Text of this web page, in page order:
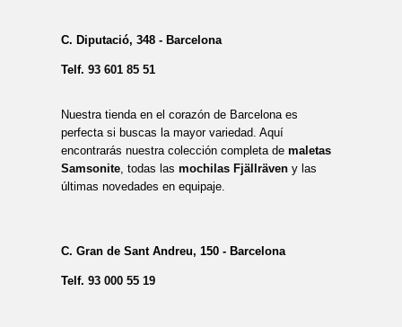
C. Diputació, 348 - Barcelona
Telf. 93 601 85 51
Nuestra tienda en el corazón de Barcelona es
perfecta si buscas la mayor variedad. Aquí
encontrarás nuestra colección completa de maletas
Samsonite, todas las mochilas Fjällräveny las
últimas novedades en equipaje.
C. Gran de Sant Andreu, 150 - Barcelona
Telf. 93 000 55 19